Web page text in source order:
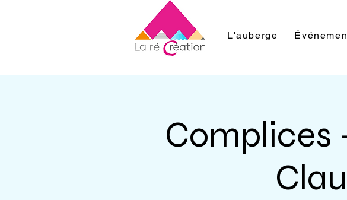
L'auberge
Complices